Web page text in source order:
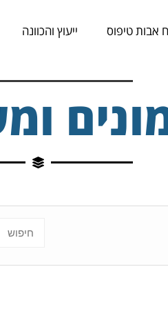
אבות טיפוס ייעוץ והכוונה